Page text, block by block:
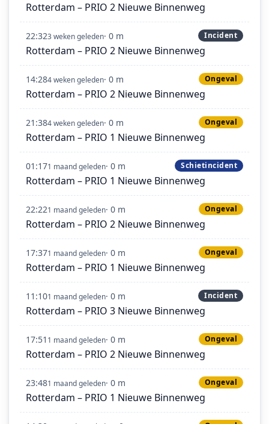
Rotterdam – PRIO 2 Nieuwe Binnenweg
22:323 weken geleden· 0 m Incident
Rotterdam – PRIO 2 Nieuwe Binnenweg
14:284 weken geleden· 0 m Ongeval
Rotterdam – PRIO 2 Nieuwe Binnenweg
21:384 weken geleden· 0 m Ongeval
Rotterdam – PRIO 1 Nieuwe Binnenweg
01:171 maand geleden· 0 m Schietincident
Rotterdam – PRIO 1 Nieuwe Binnenweg
22:221 maand geleden· 0 m Ongeval
Rotterdam – PRIO 2 Nieuwe Binnenweg
17:371 maand geleden· 0 m Ongeval
Rotterdam – PRIO 1 Nieuwe Binnenweg
11:101 maand geleden· 0 m Incident
Rotterdam – PRIO 3 Nieuwe Binnenweg
17:51 1 maand geleden· 0 m Ongeval
Rotterdam – PRIO 2 Nieuwe Binnenweg
23:481 maand geleden· 0 m Ongeval
Rotterdam – PRIO 1 Nieuwe Binnenweg